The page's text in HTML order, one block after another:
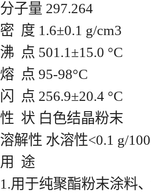
分子量 297.264
密 度 1.6±0.1 g/cm3
沸 点 501.1±15.0 °C
熔 点 95-98°C
闪 点 256.9±20.4 °C
性 状 白色结晶粉末
溶解性 水溶性<0.1 g/
用 途
1.用于纯聚酯粉末涂料